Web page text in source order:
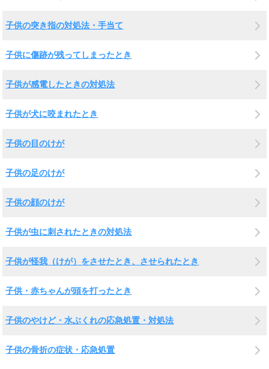
子供の突き指の対処法・手当て
子供に傷跡が残ってしまったとき
子供が感電したときの対処法
子供が犬に咬まれたとき
子供の目のけが
子供の足のけが
子供の顔のけが
子供が虫に刺されたときの対処法
子供が怪我（けが）をさせたとき、させられたとき
子供・赤ちゃんが頭を打ったとき
子供のやけど・水ぶくれの応急処置・対処法
子供の骨折の症状・応急処置